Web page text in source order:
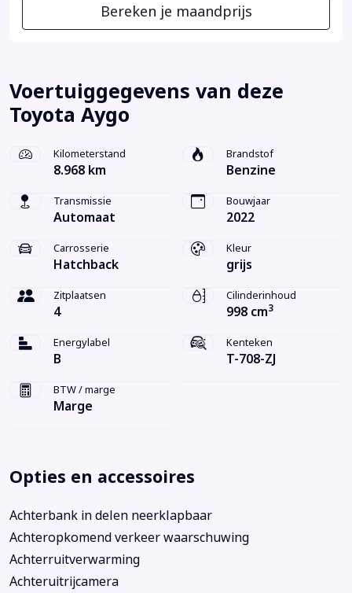
Bereken je maandprijs
Voertuiggegevens van deze
Toyota Aygo
Kilometerstand
8.968 km
Brandstof
Benzine
Transmissie
Automaat
Bouwjaar
2022
Carrosserie
Hatchback
Kleur
grijs
Zitplaatsen
4
Cilinderinhoud
998 cm3
Energylabel
B
Kenteken
T-708-ZJ
BTW / marge
Marge
Opties en accessoires
Achterbank in delen neerklapbaar
Achteropkomend verkeer waarschuwing
Achterruitverwarming
Achteruitrijcamera